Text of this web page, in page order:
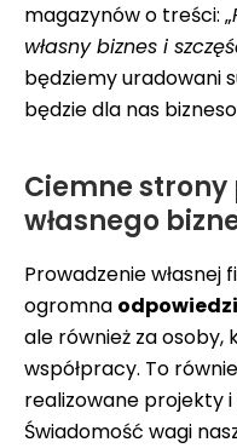
magazynów o treści: „
własny biznes i
będziemy uradowani
będzie dla nas
Ciemne
własnego
Prowadzenie
ogromna
ale również za
współpracy. To
realizowane projekty
Świadomość wagi